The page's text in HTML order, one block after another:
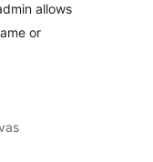
allows
or